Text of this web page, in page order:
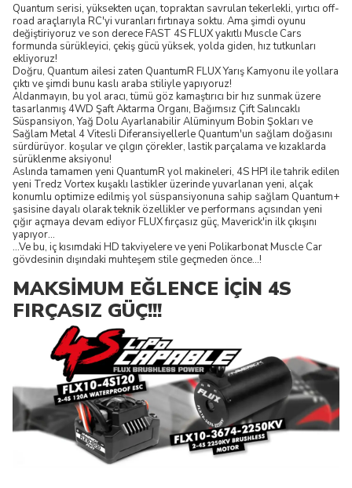
Quantum serisi, yüksekten uçan, topraktan savrulan tekerlekli, yırtıcı off-
road araçlarıyla RC'yi vuranları fırtınaya soktu. Ama şimdi oyunu
değiştiriyoruz ve son derece FAST 4S FLUX yakıtlı Muscle Cars
formunda sürükleyici, çekiş gücü yüksek, yolda giden, hız tutkunları
ekliyoruz!
Doğru, Quantum ailesi zaten QuantumR FLUX Yarış Kamyonu ile yollara
çıktı ve şimdi bunu kaslı araba stiliyle yapıyoruz!
Aldanmayın, bu yol aracı, tümü göz kamaştırıcı bir hız sunmak üzere
tasarlanmış 4WD Şaft Aktarma Organı, Bağımsız Çift Salıncaklı
Süspansiyon, Yağ Dolu Ayarlanabilir Alüminyum Bobin Şokları ve
Sağlam Metal 4 Vitesli Diferansiyellerle Quantum'un sağlam doğasını
sürdürüyor. koşular ve çılgın çörekler, lastik parçalama ve kızaklarda
sürüklenme aksiyonu!
Aslında tamamen yeni QuantumR yol makineleri, 4S HPI ile tahrik edilen
yeni Tredz Vortex kuşaklı lastikler üzerinde yuvarlanan yeni, alçak
konumlu optimize edilmiş yol süspansiyonuna sahip sağlam Quantum+
şasisine dayalı olarak teknik özellikler ve performans açısından yeni
çığır açmaya devam ediyor FLUX fırçasız güç, Maverick'in ilk çıkışını
yapıyor...
...Ve bu, iç kısımdaki HD takviyelere ve yeni Polikarbonat Muscle Car
gövdesinin dışındaki muhteşem stile geçmeden önce...!
MAKSİMUM EĞLENCE İÇİN 4S
FIRÇASIZ GÜÇ!!!